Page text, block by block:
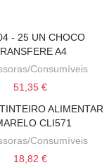
VER MAIS
- 25 UN CHOCO
A4
Consumíveis
51,35 €
AO CARRINHO
ALIMENTAR
CLI571
Consumíveis
18,82 €